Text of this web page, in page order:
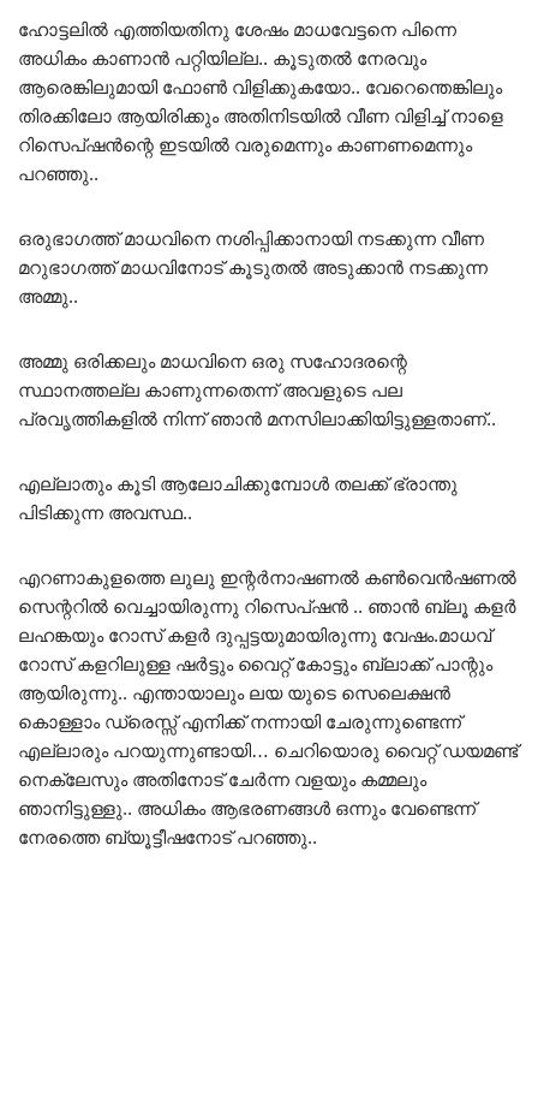
ഹോട്ടലിൽ എത്തിയതിനു ശേഷം മാധവേട്ടനെ പിന്നെ
അധികം കാണാൻ പറ്റിയില്ല.. കൂടുതൽ നേരവും
ആരെങ്കിലുമായി ഫോൺ വിളിക്കുകയോ.. വേറെന്തെങ്കിലും
തിരക്കിലോ ആയിരിക്കും അതിനിടയിൽ വീണ വിളിച്ച് നാളെ
റിസെപ്ഷൻന്റെ ഇടയിൽ വരുമെന്നും കാണണമെന്നും
പറഞ്ഞു..
ഒരുഭാഗത്ത് മാധവിനെ നശിപ്പിക്കാനായി നടക്കുന്ന വീണ
മറുഭാഗത്ത് മാധവിനോട് കൂടുതൽ അടുക്കാൻ നടക്കുന്ന
അമ്മു..
അമ്മു ഒരിക്കലും മാധവിനെ ഒരു സഹോദരന്റെ
സ്ഥാനത്തല്ല കാണുന്നതെന്ന് അവളുടെ പല
പ്രവൃത്തികളിൽ നിന്ന് ഞാൻ മനസിലാക്കിയിട്ടുള്ളതാണ്..
എല്ലാതും കൂടി ആലോചിക്കുമ്പോൾ തലക്ക് ഭ്രാന്തു
പിടിക്കുന്ന അവസ്ഥ..
എറണാകുളത്തെ ലുലു ഇന്റർനാഷണൽ കൺവെൻഷണൽ
സെന്ററിൽ വെച്ചായിരുന്നു റിസെപ്ഷൻ .. ഞാൻ ബ്ലൂ കളർ
ലഹങ്കയും റോസ് കളർ ദുപ്പട്ടയുമായിരുന്നു വേഷം.മാധവ്
റോസ് കളറിലുള്ള ഷർട്ടും വൈറ്റ് കോട്ടും ബ്ലാക്ക് പാന്റും
ആയിരുന്നു.. എന്തായാലും ലയ യുടെ സെലെക്ഷൻ
കൊള്ളാം ഡ്രെസ്സ് എനിക്ക് നന്നായി ചേരുന്നുണ്ടെന്ന്
എല്ലാരും പറയുന്നുണ്ടായി… ചെറിയൊരു വൈറ്റ് ഡയമണ്ട്
നെക്‌ലേസും അതിനോട് ചേർന്ന വളയും കമ്മലും
ഞാനിട്ടുള്ളു.. അധികം ആഭരണങ്ങൾ ഒന്നും വേണ്ടെന്ന്
നേരത്തെ ബ്യൂട്ടീഷനോട് പറഞ്ഞു..